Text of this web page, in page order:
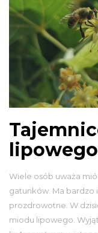
lipowego
Wiele osób uważa
gatunków. Ma bardzo
prozdrowotne. W
miodu lipowego.